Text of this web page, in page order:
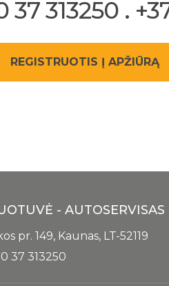
313250 .
REGISTRUOTIS Į APŽIŪRĄ
- AUTOSERVISAS
pr. 149, Kaunas, LT-52119
37 313250